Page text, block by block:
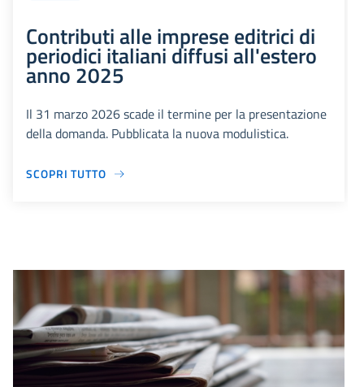
Contributi alle imprese editrici di
periodici italiani diffusi all'estero
anno 2025
Il 31 marzo 2026 scade il termine per la presentazione
della domanda. Pubblicata la nuova modulistica.
SCOPRI TUTTO